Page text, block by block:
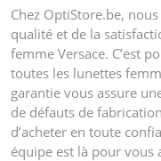
Chez OptiStore.be,
qualité et de la
femme Versace. C’est
toutes les lunettes
garantie vous assure
de défauts de
d’acheter en toute
équipe est là pour vous